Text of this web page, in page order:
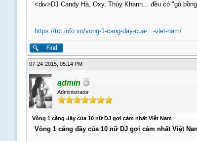
<div>DJ Candy Hà, Oxy, Thúy Khanh... đều có "gò
https://tct.info.vn/vong-1-cang-day-cua-...-viet-nam/
07-24-2015, 05:14 PM
admin
Administrator
Vòng 1 căng đầy của 10 nữ DJ gợi cảm nhất Việt Nam
Vòng 1 căng đầy của 10 nữ DJ gợi cảm nhất Việt